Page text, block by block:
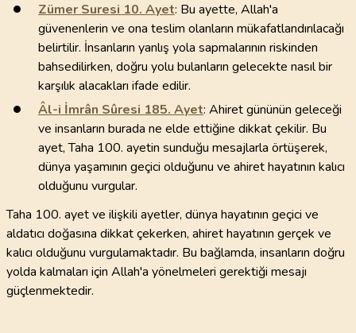
Zümer Suresi 10. Ayet: Bu ayette, Allah'a
güvenenlerin ve ona teslim olanların mükafatlandırılacağı
belirtilir. İnsanların yanlış yola sapmalarının riskinden
bahsedilirken, doğru yolu bulanların gelecekte nasıl bir
karşılık alacakları ifade edilir.
Âl-i İmrân Sûresi 185. Ayet: Ahiret gününün geleceği
ve insanların burada ne elde ettiğine dikkat çekilir. Bu
ayet, Taha 100. ayetin sunduğu mesajlarla örtüşerek,
dünya yaşamının geçici olduğunu ve ahiret hayatının kalıcı
olduğunu vurgular.
Taha 100. ayet ve ilişkili ayetler, dünya hayatının geçici ve
aldatıcı doğasına dikkat çekerken, ahiret hayatının gerçek ve
kalıcı olduğunu vurgulamaktadır. Bu bağlamda, insanların doğru
yolda kalmaları için Allah'a yönelmeleri gerektiği mesajı
güçlenmektedir.